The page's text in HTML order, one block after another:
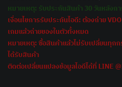
หมายเหตุ: รับประกันสินค้า 30 วันหลังก
เงื่อนไขการรับประกันไอดี: ต้องถ่าย
เกมแล้วถ่ายของในตัวทั้งหมด
หมายเหตุ: ซื้อสินค้าแล้วไม่รับเปลี่ยนทุ
ได้รับสินค้า
ติดต่อเปลี่ยนแปลงข้อมูลไอดีได้ที่ LINE